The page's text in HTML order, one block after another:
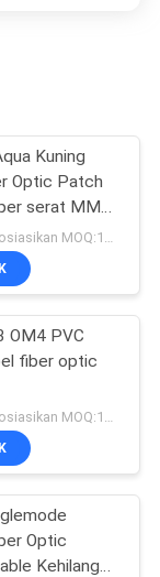
Kuning
Optic Patch
serat MM
dapat dinegosiasikan MOQ:1000
OM4 PVC
fiber optic
Optic
Kehilangan